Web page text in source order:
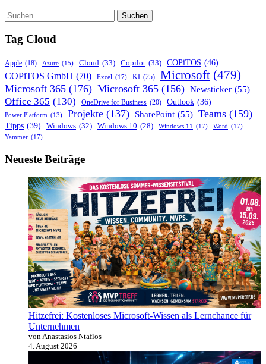
Suchen
nach:
Tag Cloud
Apple (18) Azure (15) Cloud (33) Copilot (33) COPiTOS (46)
COPiTOS GmbH (70) Excel (17) KI (25) Microsoft (479)
Microsoft 365 (176) Microsoft 365 (156) Newsticker (55)
Office 365 (130) OneDrive for Business (20) Outlook (36)
Power Platform (13) Projekte (137) SharePoint (55) Teams (159)
Tipps (39) Windows (32) Windows 10 (28) Windows 11 (17) Word (17)
Yammer (17)
Neueste Beiträge
Hitzefrei: Kostenloses Microsoft-Wissen als Lernchance für
Unternehmen
von Anastasios Ntaflos
4. August 2026